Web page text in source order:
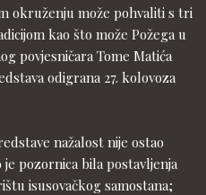
okruženju može pohvaliti s tri
kao što može Požega u
povjesničara Tome Matića
odigrana 27. kolovoza
nažalost nije ostao
pozornica bila postavljenja
isusovačkog samostana;